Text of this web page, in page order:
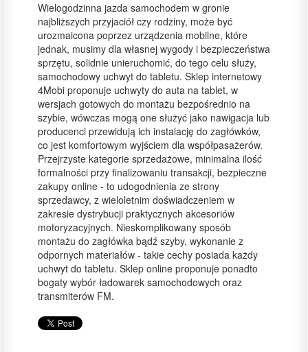
Wielogodzinna jazda samochodem w gronie
najbliższych przyjaciół czy rodziny, może być
urozmaicona poprzez urządzenia mobilne, które
jednak, musimy dla własnej wygody i bezpieczeństwa
sprzętu, solidnie unieruchomić, do tego celu służy,
samochodowy uchwyt do tabletu. Sklep internetowy
4Mobi proponuje uchwyty do auta na tablet, w
wersjach gotowych do montażu bezpośrednio na
szybie, wówczas mogą one służyć jako nawigacja lub
producenci przewidują ich instalację do zagłówków,
co jest komfortowym wyjściem dla współpasażerów.
Przejrzyste kategorie sprzedażowe, minimalna ilość
formalności przy finalizowaniu transakcji, bezpieczne
zakupy online - to udogodnienia ze strony
sprzedawcy, z wieloletnim doświadczeniem w
zakresie dystrybucji praktycznych akcesoriów
motoryzacyjnych. Nieskomplikowany sposób
montażu do zagłówka bądź szyby, wykonanie z
odpornych materiałów - takie cechy posiada każdy
uchwyt do tabletu. Sklep online proponuje ponadto
bogaty wybór ładowarek samochodowych oraz
transmiterów FM.